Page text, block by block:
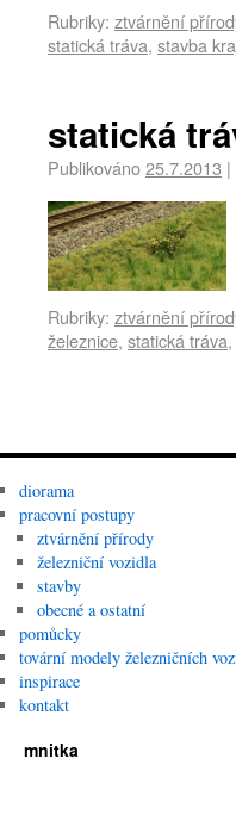
Rubriky: ztvárnění
statická tráva, stavba
statická
Publikováno25.7.2013 |
Rubriky: ztvárnění
železnice, statická tráva,
diorama
pracovní postupy
ztvárnění přírody
železniční vozidla
stavby
obecné a ostatní
pomůcky
tovární modely železničních
inspirace
kontakt
mnitka